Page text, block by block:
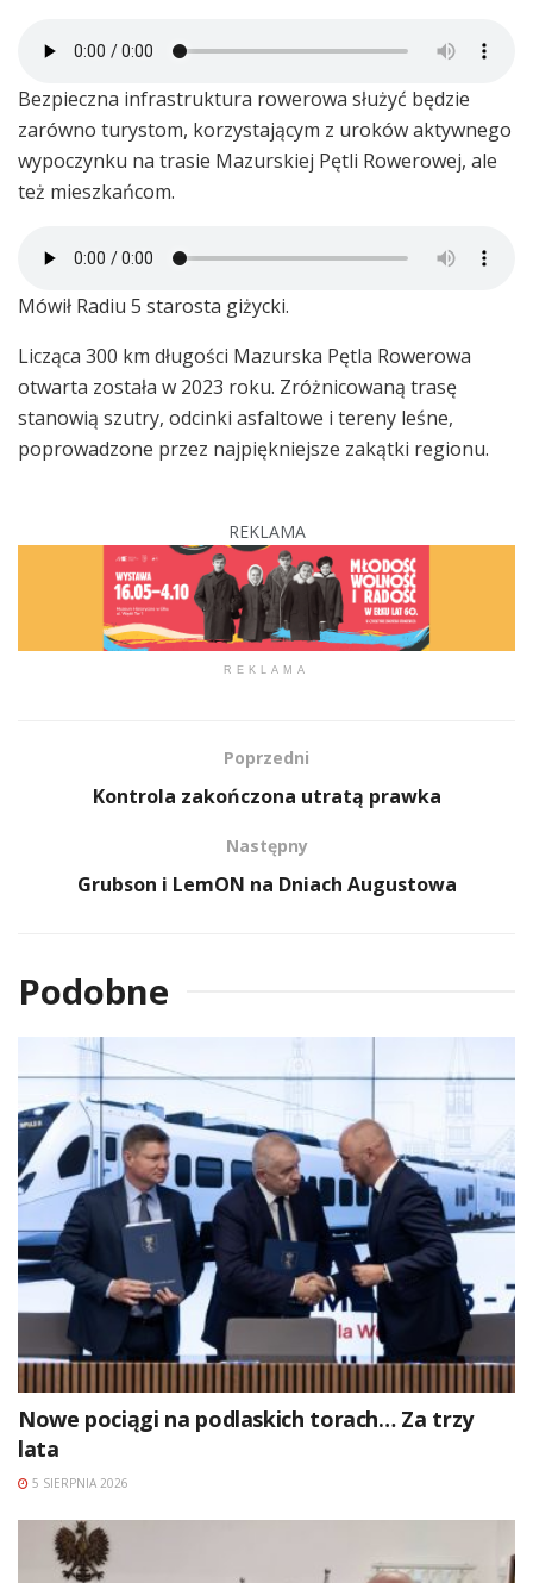
Bezpieczna infrastruktura rowerowa służyć będzie
zarówno turystom, korzystającym z uroków aktywnego
wypoczynku na trasie Mazurskiej Pętli Rowerowej, ale
też mieszkańcom.
Mówił Radiu 5 starosta giżycki.
Licząca 300 km długości Mazurska Pętla Rowerowa
otwarta została w 2023 roku. Zróżnicowaną trasę
stanowią szutry, odcinki asfaltowe i tereny leśne,
poprowadzone przez najpiękniejsze zakątki regionu.
REKLAMA
REKLAMA
Poprzedni
Kontrola zakończona utratą prawka
Następny
Grubson i LemON na Dniach Augustowa
Podobne
Nowe pociągi na podlaskich torach… Za trzy
lata
5 SIERPNIA 2026